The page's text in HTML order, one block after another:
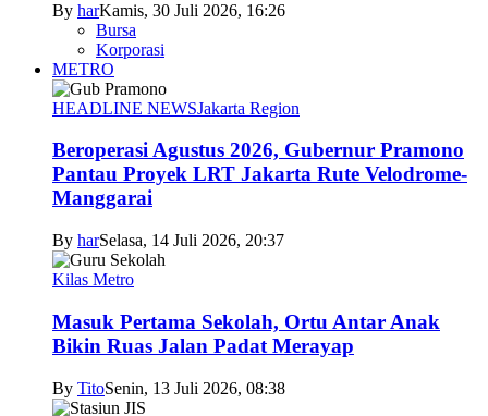
By harKamis, 30 Juli 2026, 16:26
Bursa
Korporasi
METRO
HEADLINE NEWSJakarta Region
Beroperasi Agustus 2026, Gubernur Pramono
Pantau Proyek LRT Jakarta Rute Velodrome-
Manggarai
By harSelasa, 14 Juli 2026, 20:37
Kilas Metro
Masuk Pertama Sekolah, Ortu Antar Anak
Bikin Ruas Jalan Padat Merayap
By TitoSenin, 13 Juli 2026, 08:38